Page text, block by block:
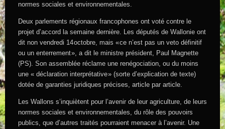
normes sociales et environnementales.
Deux parlements régionaux francophones ont voté contre le
projet d’accord la semaine dernière. Les députés de Wallonie ont
dit non vendredi 14 octobre, mais « ce n’est pas un veto définitif
ou un enterrement », a dit le ministre président, Paul Magnette
(PS). Son assemblée réclame une renégociation, ou du moins
une « déclaration interprétative » (sorte d’explication de texte)
dotée de garanties juridiques précises, article par article.
Les Wallons s’inquiètent pour l’avenir de leur agriculture, de leurs
normes sociales et environnementales, du rôle des pouvoirs
publics, que d’autres traités pourraient menacer à l’avenir. Une